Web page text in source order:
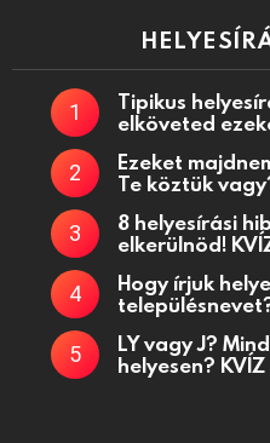
Tipikus
elköveted
Ezeket
Te köztük
8 helyesírási
elkerülnöd!
Hogy írjuk
településnevet?
LY vagy J?
helyesen? KVÍZ